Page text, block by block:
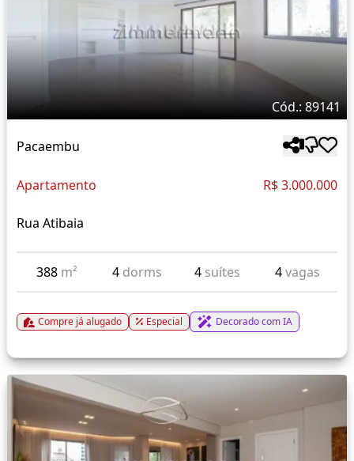
Cód.: 89141
Pacaembu
Apartamento R$ 3.000.000
Rua Atibaia
388 m² 4 dorms 4 suítes 4vagas
Compre já alugado Especial Decorado com IA